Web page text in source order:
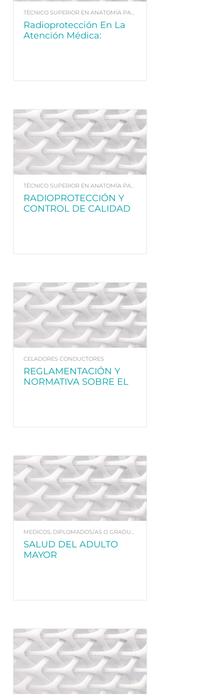
TÉCNICO SUPERIOR EN ANATOMÍA PATOLÓGICA Y CITOLOGÍA
Radioprotección En La
Atención Médica:
TÉCNICO SUPERIOR EN ANATOMÍA PATOLÓGICA Y CITOLOGÍA
RADIOPROTECCIÓN Y
CONTROL DE CALIDAD
RADIOTERAPIA Y
DOSIMETRÍA
CELADORES CONDUCTORES
REGLAMENTACIÓN Y
NORMATIVA SOBRE EL
MEDICOS, DIPLOMADOS/AS O GRADUADOS/AS EN ENFERMERÍA. Y FISIOTERAPEUTAS
SALUD DEL ADULTO
MAYOR